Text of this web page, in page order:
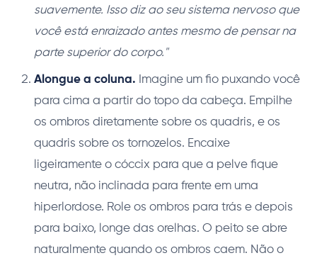
suavemente. Isso diz ao seu sistema nervoso que
você está enraizado antes mesmo de pensar na
parte superior do corpo."
Alongue a coluna. Imagine um fio puxando você
para cima a partir do topo da cabeça. Empilhe
os ombros diretamente sobre os quadris, e os
quadris sobre os tornozelos. Encaixe
ligeiramente o cóccix para que a pelve fique
neutra, não inclinada para frente em uma
hiperlordose. Role os ombros para trás e depois
para baixo, longe das orelhas. O peito se abre
naturalmente quando os ombros caem. Não o